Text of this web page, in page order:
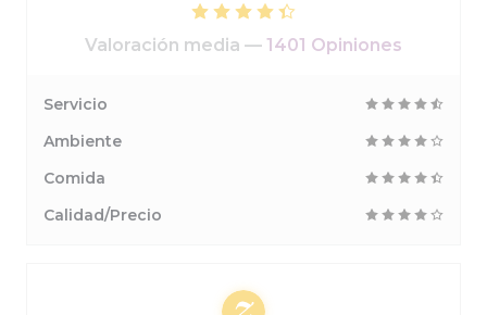
Valoración media — 1401 Opiniones
Servicio
Ambiente
Comida
Calidad/Precio